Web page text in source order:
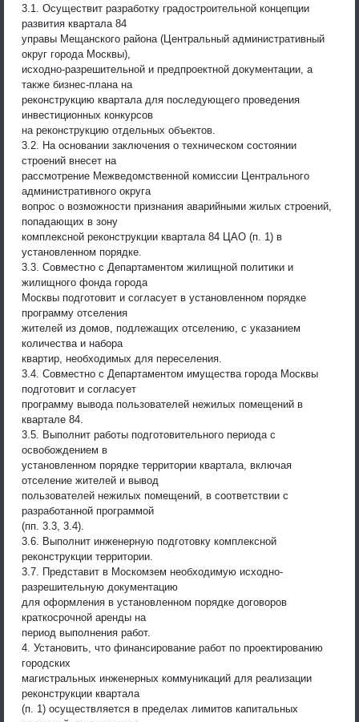
3.1. Осуществит разработку градостроительной концепции
развития квартала 84
управы Мещанского района (Центральный административный
округ города Москвы),
исходно-разрешительной и предпроектной документации, а
также бизнес-плана на
реконструкцию квартала для последующего проведения
инвестиционных конкурсов
на реконструкцию отдельных объектов.
3.2. На основании заключения о техническом состоянии
строений внесет на
рассмотрение Межведомственной комиссии Центрального
административного округа
вопрос о возможности признания аварийными жилых строений,
попадающих в зону
комплексной реконструкции квартала 84 ЦАО (п. 1) в
установленном порядке.
3.3. Совместно с Департаментом жилищной политики и
жилищного фонда города
Москвы подготовит и согласует в установленном порядке
программу отселения
жителей из домов, подлежащих отселению, с указанием
количества и набора
квартир, необходимых для переселения.
3.4. Совместно с Департаментом имущества города Москвы
подготовит и согласует
программу вывода пользователей нежилых помещений в
квартале 84.
3.5. Выполнит работы подготовительного периода с
освобождением в
установленном порядке территории квартала, включая
отселение жителей и вывод
пользователей нежилых помещений, в соответствии с
разработанной программой
(пп. 3.3, 3.4).
3.6. Выполнит инженерную подготовку комплексной
реконструкции территории.
3.7. Представит в Москомзем необходимую исходно-
разрешительную документацию
для оформления в установленном порядке договоров
краткосрочной аренды на
период выполнения работ.
4. Установить, что финансирование работ по проектированию
городских
магистральных инженерных коммуникаций для реализации
реконструкции квартала
(п. 1) осуществляется в пределах лимитов капитальных